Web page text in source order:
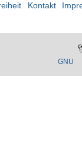
Kontakt
GNU